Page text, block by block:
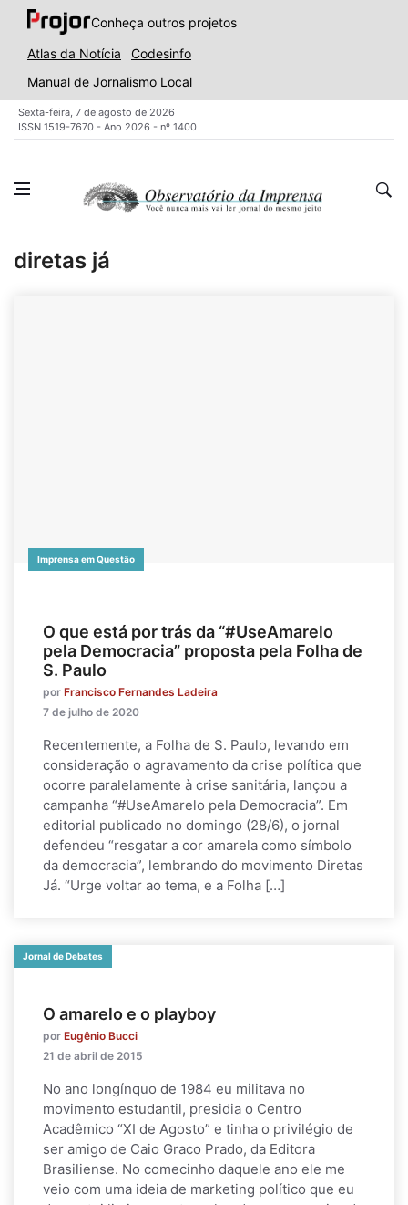
Conheça outros projetos
Atlas da Notícia
Codesinfo
Manual de Jornalismo Local
Sexta-feira, 7 de agosto de 2026
ISSN 1519-7670 - Ano 2026 - nº 1400
diretas já
Imprensa em Questão
O que está por trás da “#UseAmarelo
pela Democracia” proposta pela Folha de
S. Paulo
por Francisco Fernandes Ladeira
7 de julho de 2020
Recentemente, a Folha de S. Paulo, levando em
consideração o agravamento da crise política que
ocorre paralelamente à crise sanitária, lançou a
campanha “#UseAmarelo pela Democracia”. Em
editorial publicado no domingo (28/6), o jornal
defendeu “resgatar a cor amarela como símbolo
da democracia”, lembrando do movimento Diretas
Já. “Urge voltar ao tema, e a Folha […]
Jornal de Debates
O amarelo e o playboy
por Eugênio Bucci
21 de abril de 2015
No ano longínquo de 1984 eu militava no
movimento estudantil, presidia o Centro
Acadêmico “XI de Agosto” e tinha o privilégio de
ser amigo de Caio Graco Prado, da Editora
Brasiliense. No comecinho daquele ano ele me
veio com uma ideia de marketing político que eu